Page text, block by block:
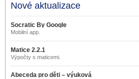
Nové aktualizace
Socratic By Google
1.3.0.337156962
Mobilní app.
Matice 2.2.1
Výpočty s maticemi.
Abeceda pro děti – výuková